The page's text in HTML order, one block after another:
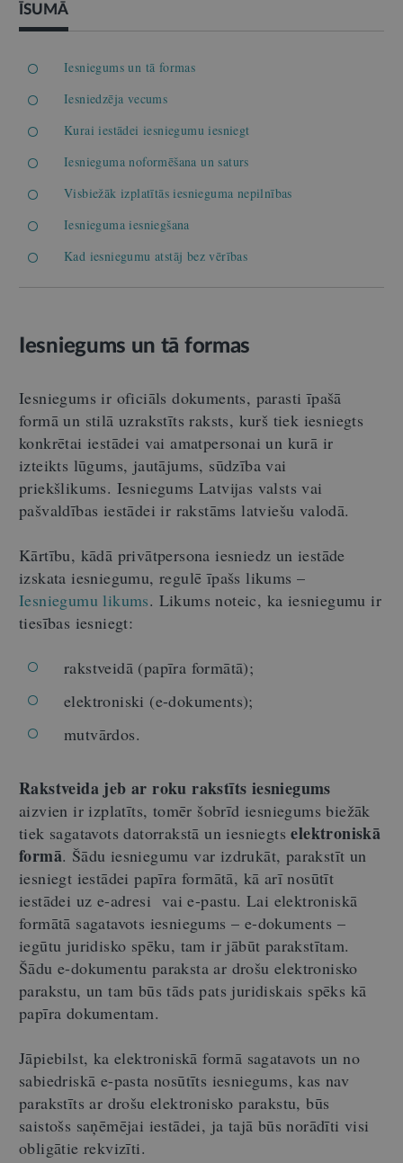
ĪSUMĀ
Iesniegums un tā formas
Iesniedzēja vecums
Kurai iestādei iesniegumu iesniegt
Iesnieguma noformēšana un saturs
Visbiežāk izplatītās iesnieguma nepilnības
Iesnieguma iesniegšana
Kad iesniegumu atstāj bez vērības
Iesniegums un tā formas
Iesniegums ir oficiāls dokuments, parasti īpašā
formā un stilā uzrakstīts raksts, kurš tiek iesniegts
konkrētai iestādei vai amatpersonai un kurā ir
izteikts lūgums, jautājums, sūdzība vai
priekšlikums. Iesniegums Latvijas valsts vai
pašvaldības iestādei ir rakstāms latviešu valodā.
Kārtību, kādā privātpersona iesniedz un iestāde
izskata iesniegumu, regulē īpašs likums –
Iesniegumu likums. Likums noteic, ka iesniegumu ir
tiesības iesniegt:
rakstveidā (papīra formātā);
elektroniski (e-dokuments);
mutvārdos.
Rakstveida jeb ar roku rakstīts iesniegums
aizvien ir izplatīts, tomēr šobrīd iesniegums biežāk
tiek sagatavots datorrakstā un iesniegtselektroniskā
formā. Šādu iesniegumu var izdrukāt, parakstīt un
iesniegt iestādei papīra formātā, kā arī nosūtīt
iestādei uz e-adresi vai e-pastu. Lai elektroniskā
formātā sagatavots iesniegums – e-dokuments –
iegūtu juridisko spēku, tam ir jābūt parakstītam.
Šādu e-dokumentu paraksta ar drošu elektronisko
parakstu, un tam būs tāds pats juridiskais spēks kā
papīra dokumentam.
Jāpiebilst, ka elektroniskā formā sagatavots un no
sabiedriskā e-pasta nosūtīts iesniegums, kas nav
parakstīts ar drošu elektronisko parakstu, būs
saistošs saņēmējai iestādei, ja tajā būs norādīti visi
obligātie rekvizīti.